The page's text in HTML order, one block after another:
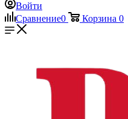
Войти
Сравнение0 Корзина 0